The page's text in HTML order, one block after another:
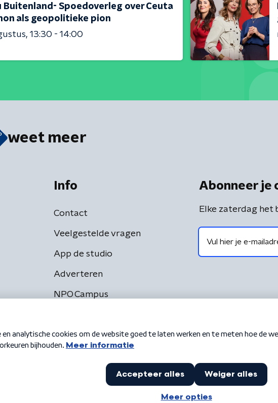
Buitenland- Spoedoverleg over Ceuta
als geopolitieke pion
13:30 - 14:00
weet meer
Info
Contact
Veelgestelde vragen
App de studio
Adverteren
NPO Campus
Abonneer je
Elke zaterdag het